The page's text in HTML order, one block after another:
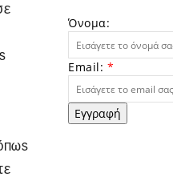
Όνομα:
Email: *
Εγγραφή